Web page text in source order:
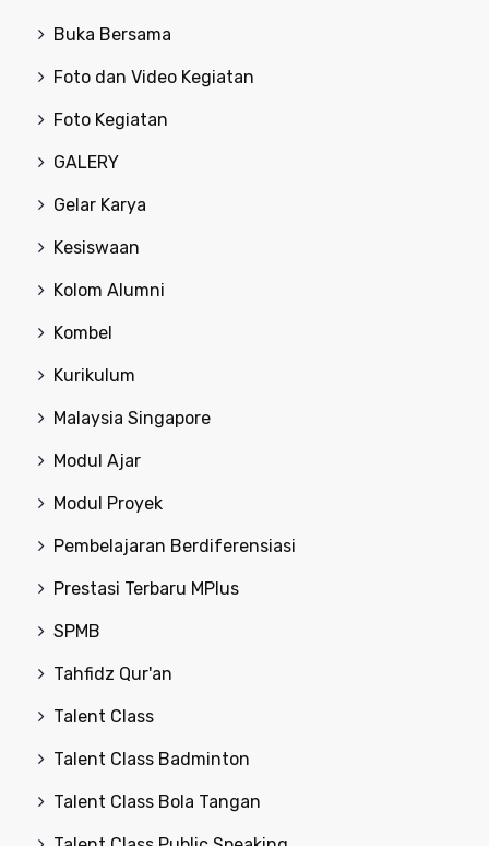
Buka Bersama
Foto dan Video Kegiatan
Foto Kegiatan
GALERY
Gelar Karya
Kesiswaan
Kolom Alumni
Kombel
Kurikulum
Malaysia Singapore
Modul Ajar
Modul Proyek
Pembelajaran Berdiferensiasi
Prestasi Terbaru MPlus
SPMB
Tahfidz Qur'an
Talent Class
Talent Class Badminton
Talent Class Bola Tangan